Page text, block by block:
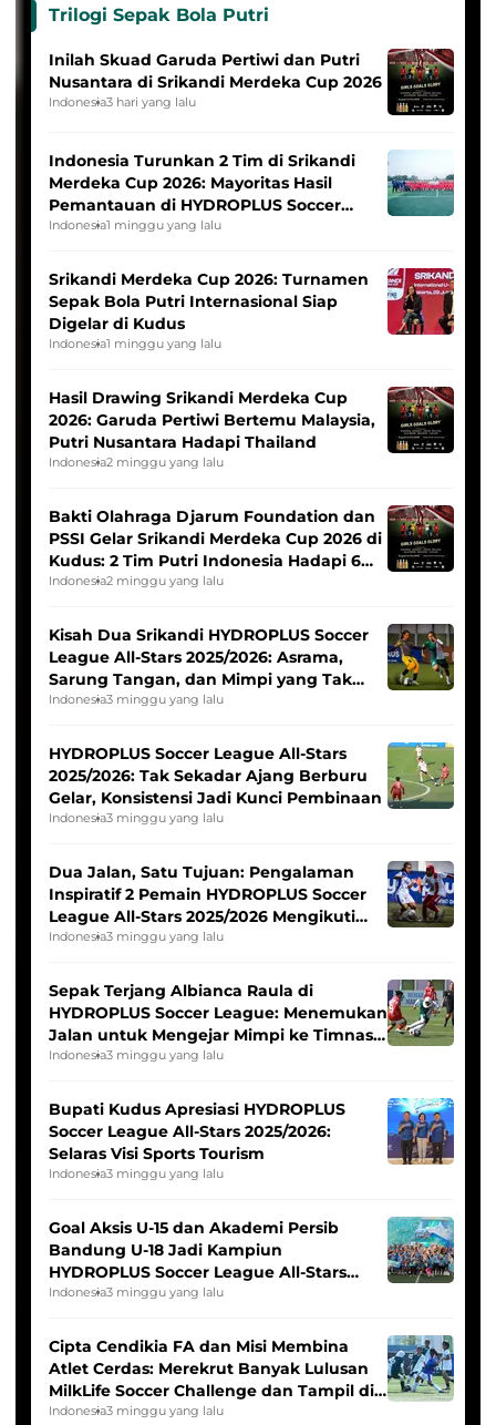
Trilogi Sepak Bola Putri
Inilah Skuad Garuda Pertiwi dan Putri
Nusantara di Srikandi Merdeka Cup 2026
Indonesia3 hari yang lalu
Indonesia Turunkan 2 Tim di Srikandi
Merdeka Cup 2026: Mayoritas Hasil
Pemantauan di HYDROPLUS Soccer
League
Indonesia1 minggu yang lalu
Srikandi Merdeka Cup 2026: Turnamen
Sepak Bola Putri Internasional Siap
Digelar di Kudus
Indonesia1 minggu yang lalu
Hasil Drawing Srikandi Merdeka Cup
2026: Garuda Pertiwi Bertemu Malaysia,
Putri Nusantara Hadapi Thailand
Indonesia2 minggu yang lalu
Bakti Olahraga Djarum Foundation dan
PSSI Gelar Srikandi Merdeka Cup 2026 di
Kudus: 2 Tim Putri Indonesia Hadapi 6
Tim Asia
Indonesia2 minggu yang lalu
Kisah Dua Srikandi HYDROPLUS Soccer
League All-Stars 2025/2026: Asrama,
Sarung Tangan, dan Mimpi yang Tak
Pernah Padam
Indonesia3 minggu yang lalu
HYDROPLUS Soccer League All-Stars
2025/2026: Tak Sekadar Ajang Berburu
Gelar, Konsistensi Jadi Kunci Pembinaan
Indonesia3 minggu yang lalu
Dua Jalan, Satu Tujuan: Pengalaman
Inspiratif 2 Pemain HYDROPLUS Soccer
League All-Stars 2025/2026 Mengikuti
Seleksi Timnas Indonesia Putri
Indonesia3 minggu yang lalu
Sepak Terjang Albianca Raula di
HYDROPLUS Soccer League: Menemukan
Jalan untuk Mengejar Mimpi ke Timnas
Indonesia Putri
Indonesia3 minggu yang lalu
Bupati Kudus Apresiasi HYDROPLUS
Soccer League All-Stars 2025/2026:
Selaras Visi Sports Tourism
Indonesia3 minggu yang lalu
Goal Aksis U-15 dan Akademi Persib
Bandung U-18 Jadi Kampiun
HYDROPLUS Soccer League All-Stars
2025/2026
Indonesia3 minggu yang lalu
Cipta Cendikia FA dan Misi Membina
Atlet Cerdas: Merekrut Banyak Lulusan
MilkLife Soccer Challenge dan Tampil di
HYDROPLUS Soccer League
Indonesia3 minggu yang lalu